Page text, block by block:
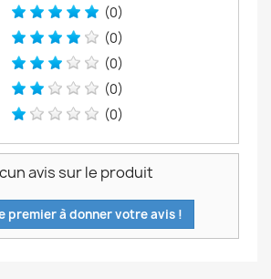
(0)
(0)
(0)
(0)
(0)
avis sur le produit
premier à donner votre avis !